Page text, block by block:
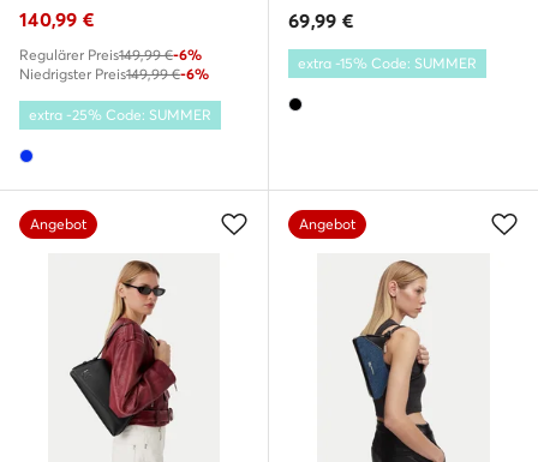
140,99 €
Regulärer Preis149,99 €-6%
Niedrigster Preis149,99 €-6%
extra -25% Code: SUMMER
69,99 €
extra -15% Code: SUMMER
Angebot Angebot